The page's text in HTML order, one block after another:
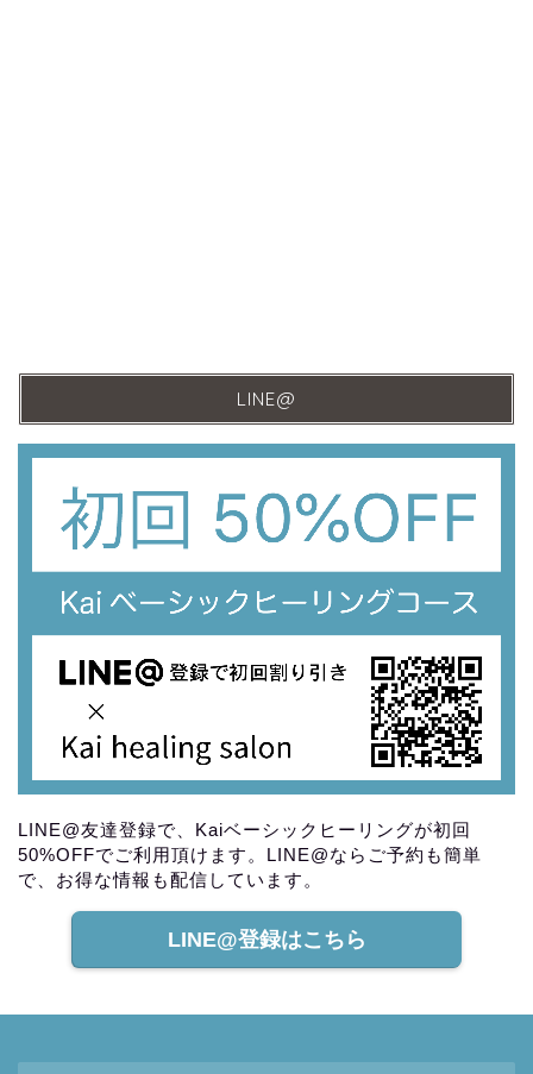
LINE@
LINE@友達登録で、Kaiベーシックヒーリングが初回
50%OFFでご利用頂けます。LINE@ならご予約も簡単
で、お得な情報も配信しています。
LINE@登録はこちら